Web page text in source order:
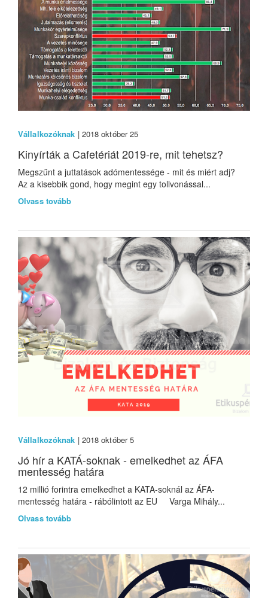
Vállalkozóknak | 2018 október 25
Kinyírták a Cafetériát 2019-re, mit tehetsz?
Megszűnt a juttatások adómentessége - mit és miért adj?
Az a kisebbik gond, hogy megint egy tollvonással...
Olvass tovább
Vállalkozóknak | 2018 október 5
Jó hír a KATÁ-soknak - emelkedhet az ÁFA
mentesség határa
12 millió forintra emelkedhet a KATA-soknál az ÁFA-
mentesség határa - rábólintott az EU Varga Mihály...
Olvass tovább